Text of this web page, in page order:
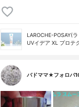
LAROCHE-POSAY(
UVイデア XL プロテ
バドママ★フォロバ